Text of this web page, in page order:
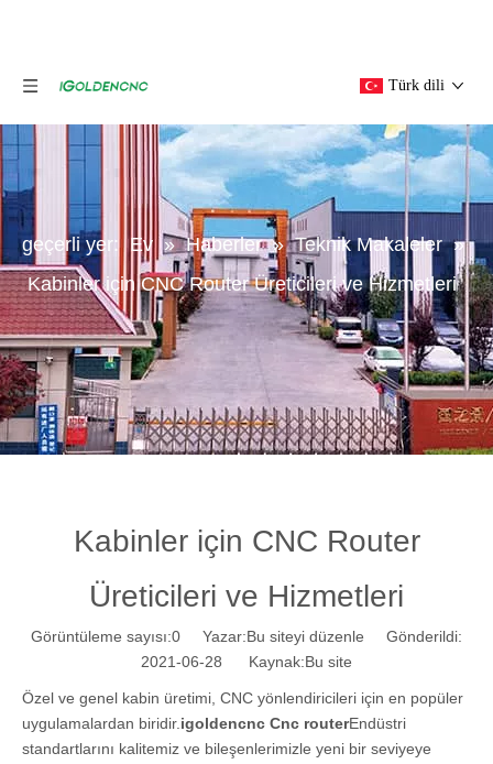
Türk dili
geçerli yer: Ev » Haberler » Teknik Makaleler »
Kabinler için CNC Router Üreticileri ve Hizmetleri
Kabinler için CNC Router
Üreticileri ve Hizmetleri
Görüntüleme sayısı:0 Yazar:Bu siteyi düzenle Gönderildi:
2021-06-28 Kaynak:Bu site
Özel ve genel kabin üretimi, CNC yönlendiricileri için en popüler
uygulamalardan biridir. igoldencnc Cnc routerEndüstri
standartlarını kalitemiz ve bileşenlerimizle yeni bir seviyeye